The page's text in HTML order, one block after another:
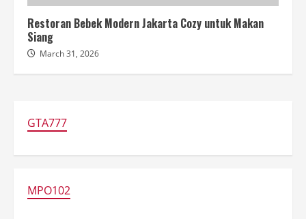
Restoran Bebek Modern Jakarta Cozy untuk Makan
Siang
March 31, 2026
GTA777
MPO102